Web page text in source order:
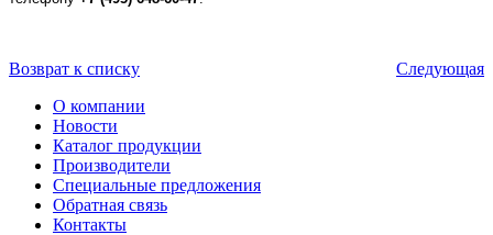
Возврат к списку
Следующая
О компании
Новости
Каталог продукции
Производители
Специальные предложения
Обратная связь
Контакты